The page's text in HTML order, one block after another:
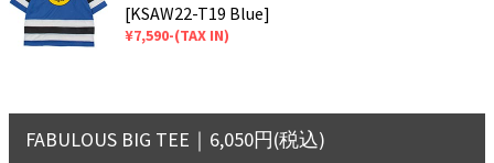
[KSAW22-T19 Blue]
¥7,590-(TAX IN)
FABULOUS BIG TEE｜6,050円(税込)